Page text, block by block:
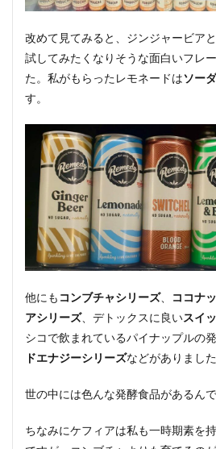
改めて見てみると、ジンジャービア
試してみたくなりそうな面白いフレ
た。私がもらったレモネードはソー
す。
他にも コンブチャシリーズ、
ココナ
アシリーズ、デトックスに良いスイ
シコで飲まれているパイナップルの
ドエナジーシリーズなどがありました
世の中には色んな発酵食品があるんで
ちなみにケフィアは私も一時期素を